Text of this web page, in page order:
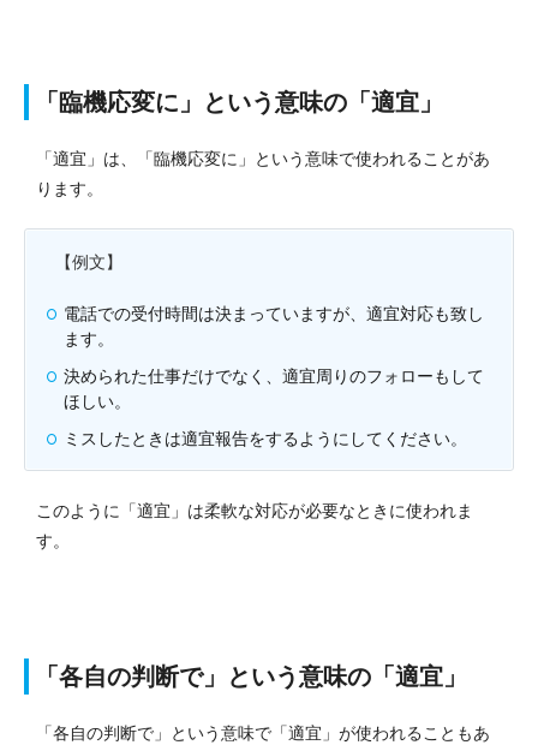
「臨機応変に」という意味の「適宜」
「適宜」は、「臨機応変に」という意味で使われることがあ
ります。
【例文】
電話での受付時間は決まっていますが、適宜対応も致し
ます。
決められた仕事だけでなく、適宜周りのフォローもして
ほしい。
ミスしたときは適宜報告をするようにしてください。
このように「適宜」は柔軟な対応が必要なときに使われま
す。
「各自の判断で」という意味の「適宜」
「各自の判断で」という意味で「適宜」が使われることもあ